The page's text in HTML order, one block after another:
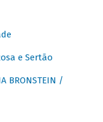
e Sertão
BRONSTEIN /